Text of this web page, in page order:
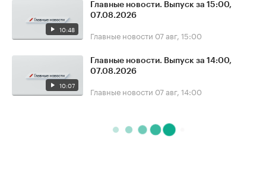
10:48
Главные новости. Выпуск за 15:00,
07.08.2026
Главные новости 07 авг, 15:00
10:07
Главные новости. Выпуск за 14:00,
07.08.2026
Главные новости 07 авг, 14:00